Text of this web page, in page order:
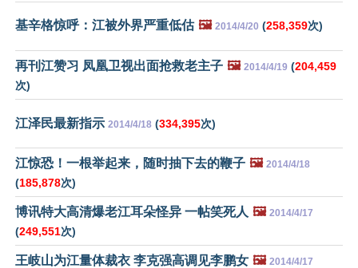
基辛格惊呼：江被外界严重低估 🖼️ 2014/4/20 (258,359次)
再刊江赞习 凤凰卫视出面抢救老主子 🖼️ 2014/4/19 (204,459
次)
江泽民最新指示 2014/4/18 (334,395次)
江惊恐！一根举起来，随时抽下去的鞭子 🖼️ 2014/4/18
(185,878次)
博讯特大高清爆老江耳朵怪异 一帖笑死人 🖼️ 2014/4/17
(249,551次)
王岐山为江量体裁衣 李克强高调见李鹏女 🖼️ 2014/4/17